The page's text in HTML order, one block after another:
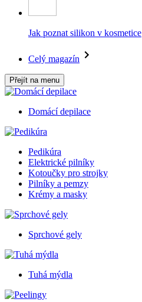
Jak poznat silikon v kosmetice
Celý magazín
Přejít na menu
Domácí depilace
Pedikúra
Elektrické pilníky
Kotoučky pro strojky
Pilníky a pemzy
Krémy a masky
Sprchové gely
Tuhá mýdla